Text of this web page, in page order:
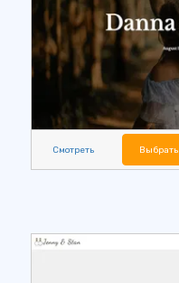
Смотреть Выбрать